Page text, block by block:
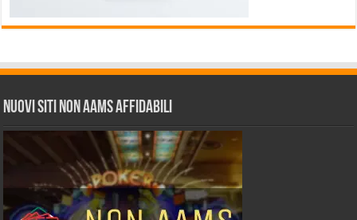
Nuovi siti non AAMS affidabili